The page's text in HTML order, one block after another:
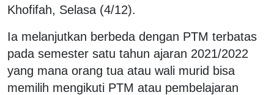
Khofifah, Selasa (4/12).
Ia melanjutkan berbeda dengan PTM terbatas
pada semester satu tahun ajaran 2021/2022
yang mana orang tua atau wali murid bisa
memilih mengikuti PTM atau pembelajaran